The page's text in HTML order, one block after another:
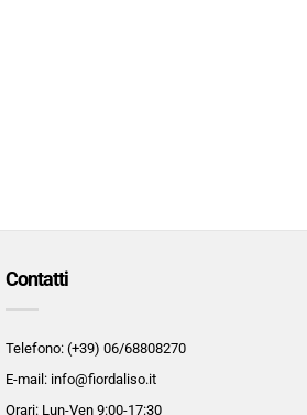
Contatti
Telefono: (+39) 06/68808270
E-mail: info@fiordaliso.it
Orari: Lun-Ven 9:00-17:30